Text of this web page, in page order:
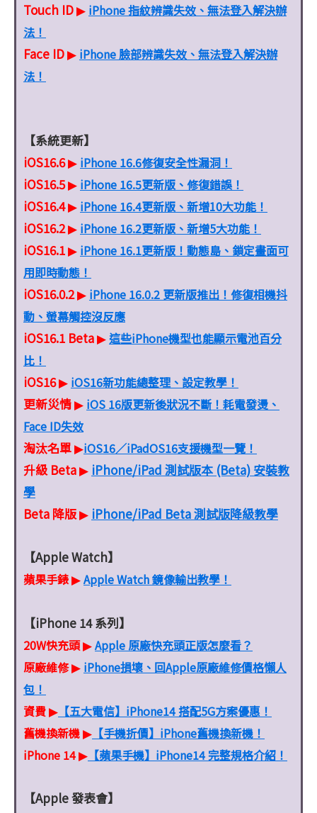
Touch ID▶ iPhone 指紋辨識失效、無法登入解決辦
法！
Face ID▶ iPhone 臉部辨識失效、無法登入解決辦
法！
【系統更新】
iOS16.6▶ iPhone 16.6修復安全性漏洞！
iOS16.5▶ iPhone 16.5更新版、修復錯誤！
iOS16.4▶ iPhone 16.4更新版、新增10大功能！
iOS16.2▶ iPhone 16.2更新版、新增5大功能！
iOS16.1▶ iPhone 16.1更新版！動態島、鎖定畫面可
用即時動態！
iOS16.0.2▶ iPhone 16.0.2 更新版推出！修復相機抖
動、螢幕觸控沒反應
iOS16.1 Beta▶這些iPhone機型也能顯示電池百分
比！
iOS16▶ iOS16新功能總整理、設定教學！
更新災情▶ iOS 16版更新後狀況不斷！耗電發燙、
Face ID失效
淘汰名單▶iOS16／iPadOS16支援機型一覽！
升級 Beta▶ iPhone/iPad 測試版本 (Beta) 安裝教
學
Beta 降版▶ iPhone/iPad Beta 測試版降級教學
【Apple Watch】
蘋果手錶▶Apple Watch 鏡像輸出教學！
【iPhone 14 系列】
20W快充頭▶Apple 原廠快充頭正版怎麼看？
原廠維修▶ iPhone損壞、回Apple原廠維修價格懶人
包！
資費▶ 【五大電信】iPhone14 搭配5G方案優惠！
舊機換新機▶ 【手機折價】iPhone舊機換新機！
iPhone 14▶ 【蘋果手機】iPhone14 完整規格介紹！
【Apple 發表會】